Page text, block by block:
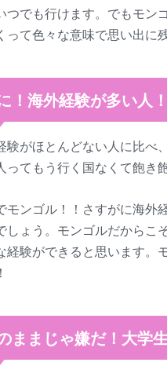
つでも行けます。でもモン
って色々な意味で思い出に
！海外経験が多い人！
験がほとんどない人に比べ
ってもう行く国なくて飽き
モンゴル！！さすがに海外
しょう。モンゴルだからこ
経験ができると思います。
ままじゃ嫌だ！大学